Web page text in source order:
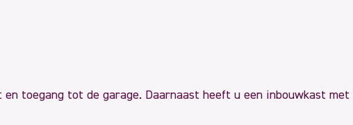
toegang tot de garage. Daarnaast heeft u een inbouwkast met